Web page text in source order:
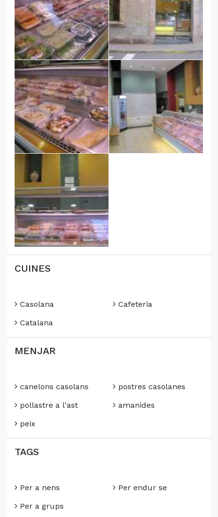
CUINES
Casolana
Catalana
Cafeteria
MENJAR
canelons casolans
pollastre a l'ast
peix
postres casolanes
amanides
TAGS
Per a nens
Per a grups
Per endur se